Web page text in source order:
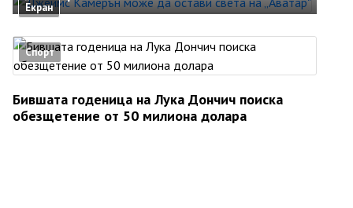
Екран
Спорт
Бившата годеница на Лука Дончич поиска
обезщетение от 50 милиона долара